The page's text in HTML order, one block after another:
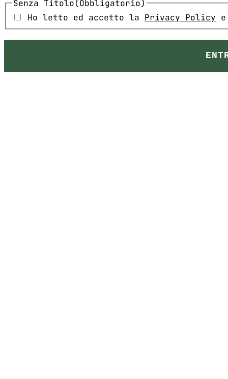
Senza Titolo(Obbligatorio)
Ho letto ed accetto la Privacy Policy